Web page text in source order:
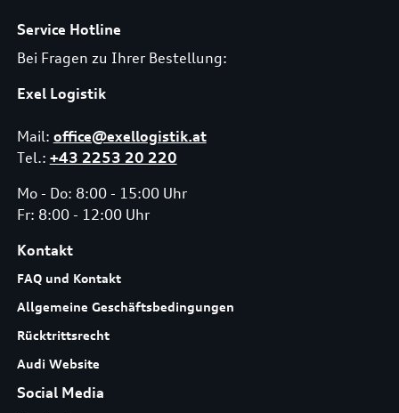
Service Hotline
Bei Fragen zu Ihrer Bestellung:
Exel Logistik
Mail: office@exellogistik.at
Tel.: +43 2253 20 220
Mo - Do: 8:00 - 15:00 Uhr
Fr: 8:00 - 12:00 Uhr
Kontakt
FAQ und Kontakt
Allgemeine Geschäftsbedingungen
Rücktrittsrecht
Audi Website
Social Media